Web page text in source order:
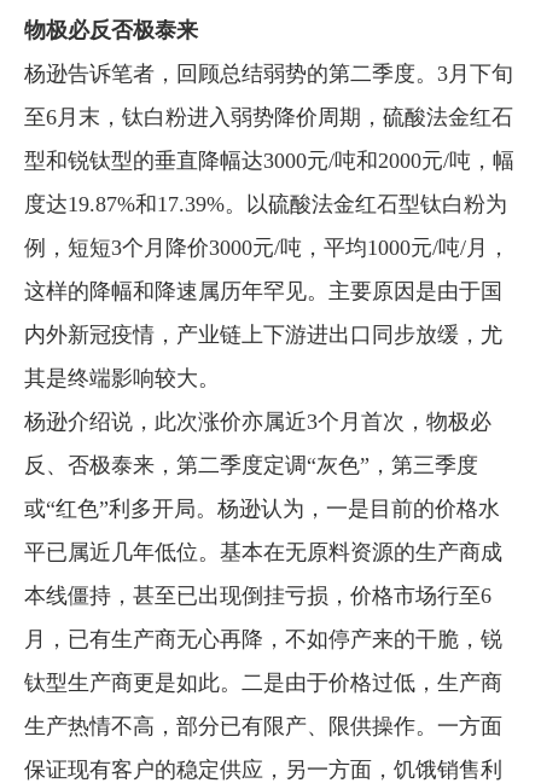
物极必反否极泰来
杨逊告诉笔者，回顾总结弱势的第二季度。3月下旬
至6月末，钛白粉进入弱势降价周期，硫酸法金红石
型和锐钛型的垂直降幅达3000元/吨和2000元/吨，幅
度达19.87%和17.39%。以硫酸法金红石型钛白粉为
例，短短3个月降价3000元/吨，平均1000元/吨/月，
这样的降幅和降速属历年罕见。主要原因是由于国
内外新冠疫情，产业链上下游进出口同步放缓，尤
其是终端影响较大。
杨逊介绍说，此次涨价亦属近3个月首次，物极必
反、否极泰来，第二季度定调“灰色”，第三季度
或“红色”利多开局。杨逊认为，一是目前的价格水
平已属近几年低位。基本在无原料资源的生产商成
本线僵持，甚至已出现倒挂亏损，价格市场行至6
月，已有生产商无心再降，不如停产来的干脆，锐
钛型生产商更是如此。二是由于价格过低，生产商
生产热情不高，部分已有限产、限供操作。一方面
保证现有客户的稳定供应，另一方面，饥饿销售利